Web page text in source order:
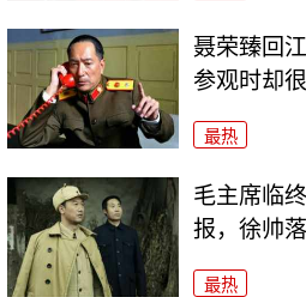
聂荣臻回
参观时却
最热
毛主席临
报，徐帅
最热